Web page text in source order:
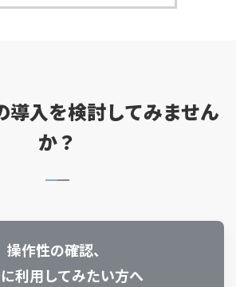
入を検討してみません
か？
操作性の確認、
利用してみたい方へ